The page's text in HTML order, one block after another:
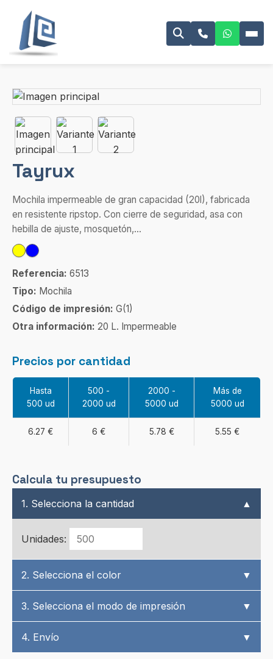
Tayrux
Mochila impermeable de gran capacidad (20l), fabricada
en resistente ripstop. Con cierre de seguridad, asa con
hebilla de ajuste, mosquetón,...
Referencia: 6513
Tipo: Mochila
Código de impresión: G(1)
Otra información: 20 L. Impermeable
Precios por cantidad
Hasta
500 ud
500 -
2000 ud
2000 -
5000 ud
Más de
5000 ud
6.27 € 6 € 5.78 € 5.55 €
Calcula tu presupuesto
1. Selecciona la cantidad ▲
Unidades:
2. Selecciona el color ▼
3. Selecciona el modo de impresión ▼
4. Envío ▼